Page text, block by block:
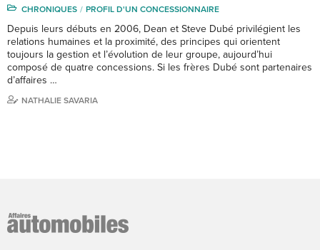
CHRONIQUES PROFIL D'UN CONCESSIONNAIRE
Depuis leurs débuts en 2006, Dean et Steve Dubé privilégient les
relations humaines et la proximité, des principes qui orientent
toujours la gestion et l’évolution de leur groupe, aujourd’hui
composé de quatre concessions. Si les frères Dubé sont partenaires
d’affaires …
NATHALIE SAVARIA